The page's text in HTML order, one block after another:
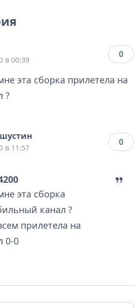
в 00:39
0
эта сборка прилетела на
?
в 11:57
0
эта сборка
канал ?
прилетела на
0-0